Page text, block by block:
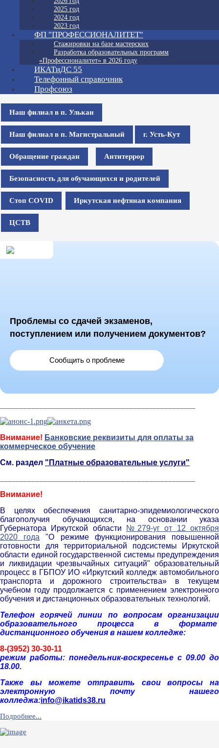
2025 год
2024 год
2023 год
ФП "ПРОФЕССИОНАЛИТЕТ"
Стажировки на базе мастерских
Разработка образовательных программ
«Профессионалитет» в 2026 году
ИКАТиДС 55
Телефонный справочник
Профсоюз
Наш филиал в п. Улькан
Наш филиал в п. Магистральный г. Усть-Кут
Обращение граждан Антитеррор
Безопасность для обучающихся и родителей
Стоп COVID Иркутская нефтяная компания
ЦСТВ
Проблемы со сдачей экзаменов,
поступлением или получением документов?
Сообщить о проблеме
Внимание! Банковские реквизиты для оплаты за
коммерческое обучение
См. раздел "Платные образовательные услуги"
Внимание!
В целях обеспечения санитарно-эпидемиологического
благополучия обучающихся, на основании указа
Губернатора Иркутской области
№279-уг от 12 октября
2020 года "О режиме функционирования повышенной
готовности для территориальной подсистемы Иркутской
области единой государственной системы предупреждения
и ликвидации чрезвычайных ситуаций" образовательный
процесс в ГБПОУ ИО «Иркутский колледж автомобильного
транспорта и дорожного строительства» в текущем
учебном году продолжается с применением электронного
обучения и дистанционных образовательных технологий.
Телефон горячей линии по вопросам организации
образовательного процесса в формате
дистанционного обучения в нашем колледже:
8-(3952) 30-30-11
режим работы: понедельник-воскресенье с 09.00 до
18.00.
Также вы можете отправить свои вопросы на
электронную почту нашего
колледжа:info@ikatids38.ru
Подробнее...